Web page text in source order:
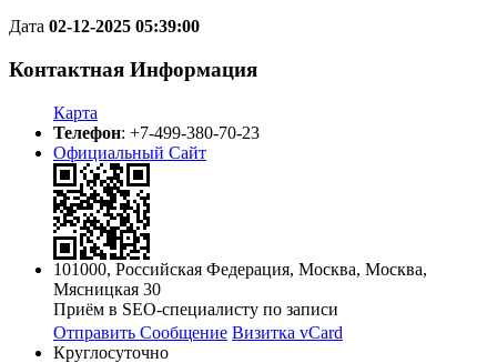
Дата 02-12-2025 05:39:00
Контактная Информация
Карта
Телефон: +7-499-380-70-23
Официальный Сайт
101000, Российская Федерация, Москва, Москва,
Мясницкая 30
Приём в SEO-специалисту по записи
Отправить Сообщение Визитка vCard
Круглосуточно